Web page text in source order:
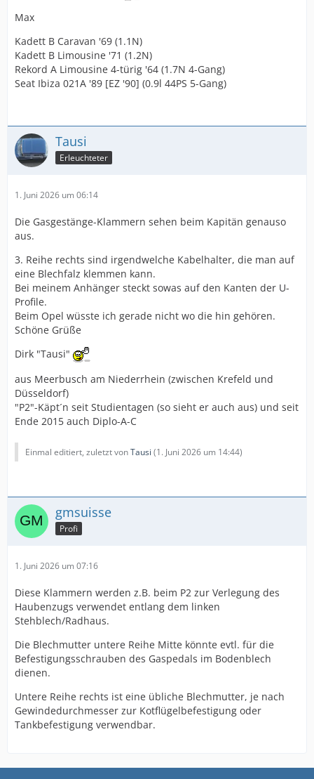
Max
Kadett B Caravan '69 (1.1N)
Kadett B Limousine '71 (1.2N)
Rekord A Limousine 4-türig '64 (1.7N 4-Gang)
Seat Ibiza 021A '89 [EZ '90] (0.9l 44PS 5-Gang)
Tausi
Erleuchteter
1. Juni 2026 um 06:14
Die Gasgestänge-Klammern sehen beim Kapitän genauso
aus.
3. Reihe rechts sind irgendwelche Kabelhalter, die man auf
eine Blechfalz klemmen kann.
Bei meinem Anhänger steckt sowas auf den Kanten der U-
Profile.
Beim Opel wüsste ich gerade nicht wo die hin gehören.
Schöne Grüße
Dirk "Tausi"
aus Meerbusch am Niederrhein (zwischen Krefeld und
Düsseldorf)
"P2"-Käpt´n seit Studientagen (so sieht er auch aus) und seit
Ende 2015 auch Diplo-A-C
Einmal editiert, zuletzt vonTausi (1. Juni 2026 um 14:44)
gmsuisse
Profi
1. Juni 2026 um 07:16
Diese Klammern werden z.B. beim P2 zur Verlegung des
Haubenzugs verwendet entlang dem linken
Stehblech/Radhaus.
Die Blechmutter untere Reihe Mitte könnte evtl. für die
Befestigungsschrauben des Gaspedals im Bodenblech
dienen.
Untere Reihe rechts ist eine übliche Blechmutter, je nach
Gewindedurchmesser zur Kotflügelbefestigung oder
Tankbefestigung verwendbar.